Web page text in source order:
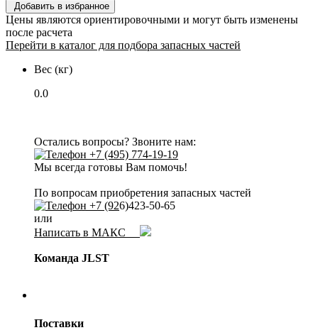
Добавить в избранное
Цены являются ориентировочными и могут быть изменены
после расчета
Перейти в каталог для подбора запасных частей
Вес (кг)
0.0
Остались вопросы? Звоните нам:
+7 (495) 774-19-19
Мы всегда готовы Вам помочь!
По вопросам приобретения запасных частей
+7 (926)423-50-65
или
Написать в МАКС
Команда JLST
Поставки